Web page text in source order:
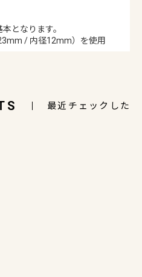
となります。
/ 内径12mm）を使用
最近チェックした